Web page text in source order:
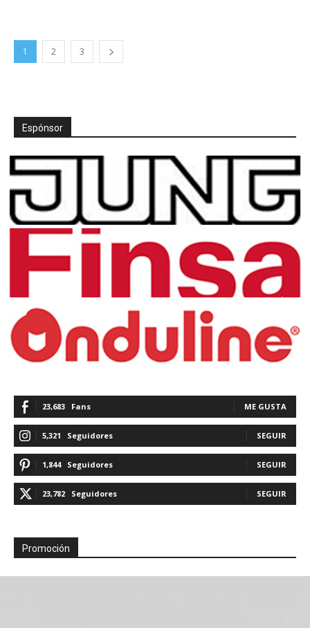
1 2 3
Espónsor
23,683 Fans ME GUSTA
5,321 Seguidores SEGUIR
1,844 Seguidores SEGUIR
23,782 Seguidores SEGUIR
Promoción